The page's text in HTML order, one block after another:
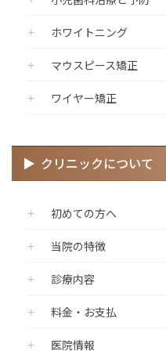
ホワイトニング
マウスピース矯正
ワイヤー矯正
クリニックについて
初めての方へ
当院の特徴
診療内容
料金・お支払
医院情報